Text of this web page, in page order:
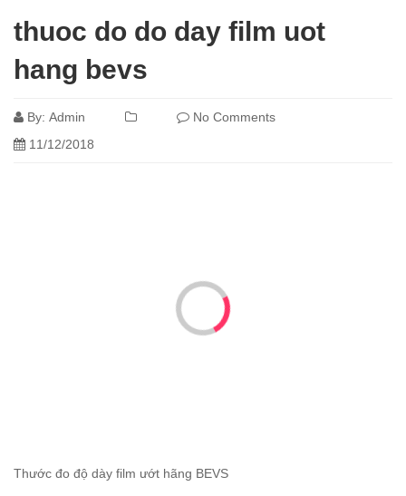
thuoc do do day film uot
hang bevs
By: Admin
No Comments
11/12/2018
Thước đo độ dày film ướt hãng BEVS